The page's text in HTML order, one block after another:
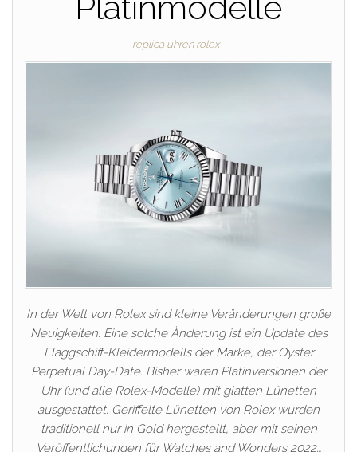
Platinmodelle
replica uhren rolex
In der Welt von Rolex sind kleine Veränderungen große
Neuigkeiten. Eine solche Änderung ist ein Update des
Flaggschiff-Kleidermodells der Marke, der Oyster
Perpetual Day-Date. Bisher waren Platinversionen der
Uhr (und alle Rolex-Modelle) mit glatten Lünetten
ausgestattet. Geriffelte Lünetten von Rolex wurden
traditionell nur in Gold hergestellt, aber mit seinen
Veröffentlichungen für Watches and Wonders 2022…